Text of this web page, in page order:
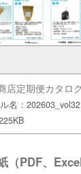
店定期便カタロ
ル名：
（PDF、